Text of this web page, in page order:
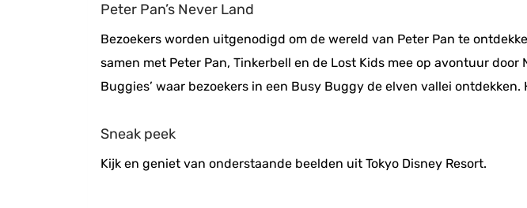
Peter Pan’s Never Land
Bezoekers worden uitgenodigd om de wereld van Peter Pan te
samen met Peter Pan, Tinkerbell en de Lost Kids mee op avontuur
Buggies’ waar bezoekers in een Busy Buggy de elven vallei ontdekken.
Sneak peek
Kijk en geniet van onderstaande beelden uit Tokyo Disney Resort.